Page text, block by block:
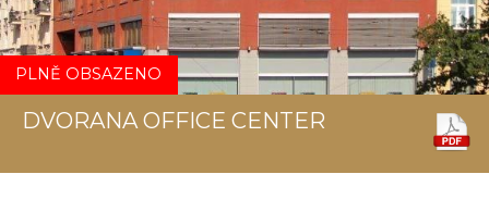
DVORANA OFFICE CENTER
PLNĚ OBSAZENO